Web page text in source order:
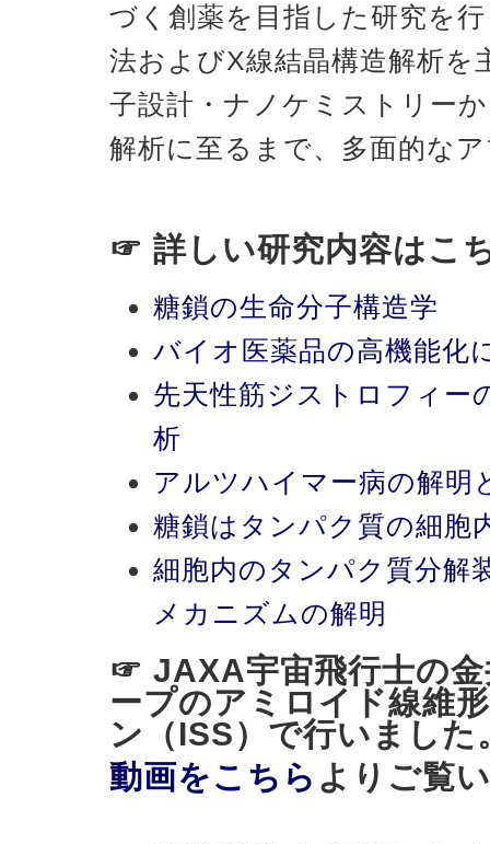
づく創薬を目指した研究を
法およびX線結晶構造解析を
子設計・ナノケミストリー
解析に至るまで、多面的な
☞ 詳しい研究内容はこ
糖鎖の生命分子構造学
バイオ医薬品の高機能化
先天性筋ジストロフィー
析
アルツハイマー病の解明
糖鎖はタンパク質の細胞
細胞内のタンパク質分解
メカニズムの解明
☞ JAXA宇宙飛行士の金
ープのアミロイド線維
ン（ISS）で行いました
動画をこちら よりご覧